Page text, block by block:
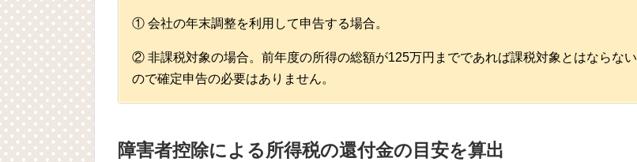
① 会社の年末調整を利用して申告する場合。
② 非課税対象の場合。前年度の所得の総額が125万円までであれば課税対象とはならない
ので確定申告の必要はありません。
障害者控除による所得税の還付金の目安を算出